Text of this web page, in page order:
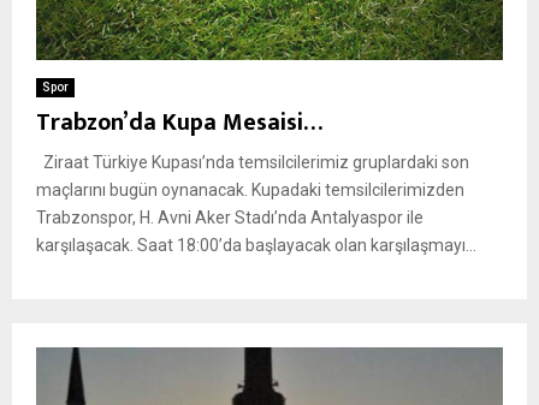
Spor
Trabzon’da Kupa Mesaisi…
Ziraat Türkiye Kupası’nda temsilcilerimiz gruplardaki son
maçlarını bugün oynanacak. Kupadaki temsilcilerimizden
Trabzonspor, H. Avni Aker Stadı’nda Antalyaspor ile
karşılaşacak. Saat 18:00’da başlayacak olan karşılaşmayı...